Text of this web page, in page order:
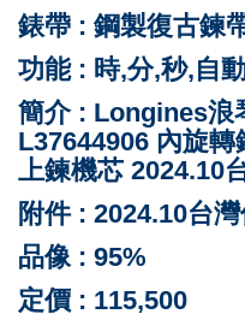
錶帶 : 鋼製復古鍊
功能 : 時,分,秒,自
簡介 : Longines浪
L37644906 內旋
上鍊機芯 2024.10
附件 : 2024.10台
品像 : 95%
定價 : 115,500